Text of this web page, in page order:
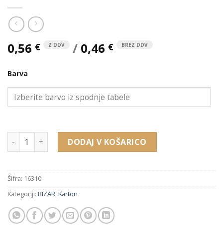
0,56 € Z DDV / 0,46 € BREZ DDV
Barva
16310 embalaža za uhane, obesek (50 x 50 x 25 mm) količina
DODAJ V KOŠARICO
Šifra: 16310
Kategoriji: BIZAR Karton